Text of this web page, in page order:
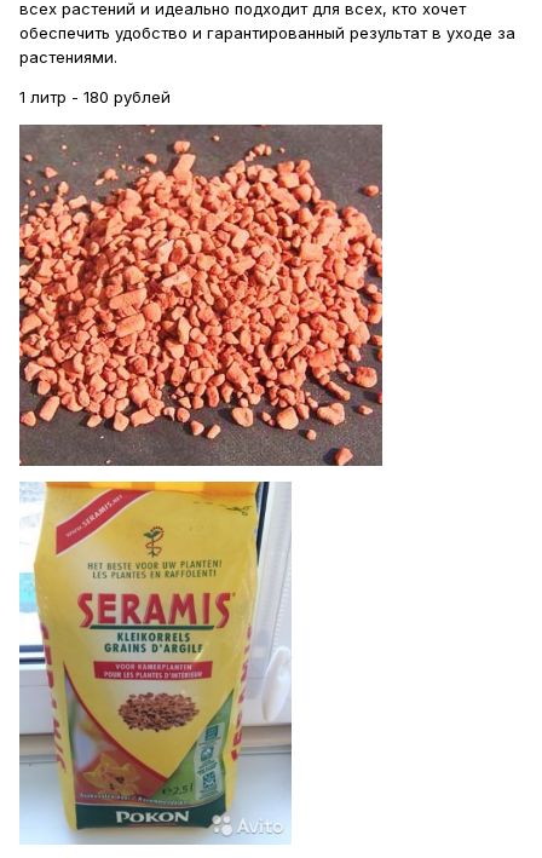
всех растений и идеально подходит для всех, кто хочет
обеспечить удобство и гарантированный результат в уходе за
растениями.
1 литр - 180 рублей